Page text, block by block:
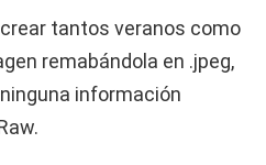
tantos veranos como
remabándola en .jpeg,
información